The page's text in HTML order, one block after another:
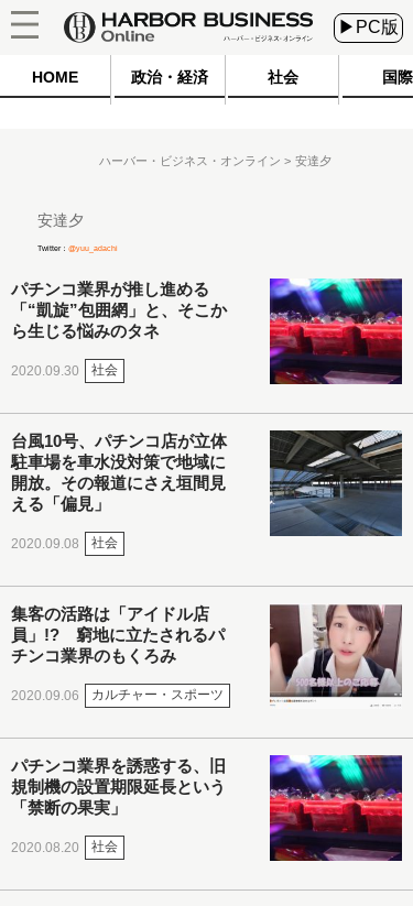
▶PC版
HOME 政治・経済 社会 国際
ハーバー・ビジネス・オンライン 安達夕
安達夕
Twitter： @yuu_adachi
パチンコ業界が推し進める
「“凱旋”包囲網」と、そこか
ら生じる悩みのタネ
2020.09.30 社会
台風10号、パチンコ店が立体
駐車場を車水没対策で地域に
開放。その報道にさえ垣間見
える「偏見」
2020.09.08 社会
集客の活路は「アイドル店
員」!? 窮地に立たされるパ
チンコ業界のもくろみ
2020.09.06 カルチャー・スポーツ
パチンコ業界を誘惑する、旧
規制機の設置期限延長という
「禁断の果実」
2020.08.20 社会